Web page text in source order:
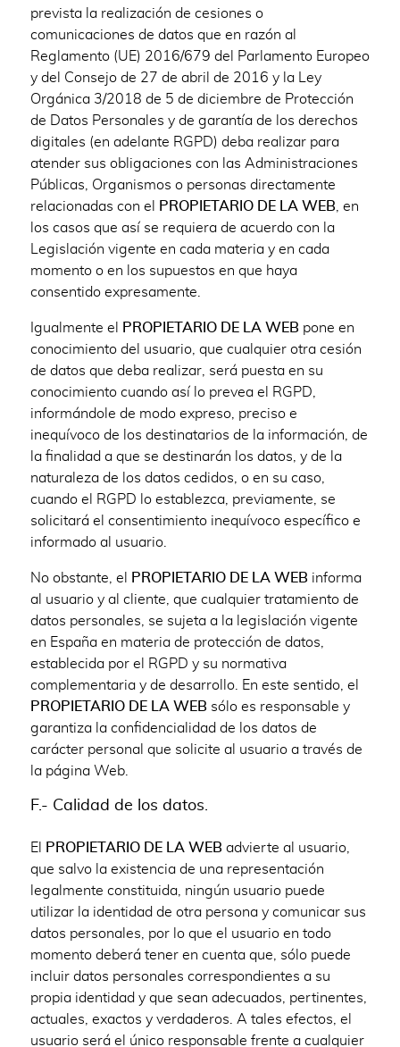
prevista la realización de cesiones o
comunicaciones de datos que en razón al
Reglamento (UE) 2016/679 del Parlamento Europeo
y del Consejo de 27 de abril de 2016 y la Ley
Orgánica 3/2018 de 5 de diciembre de Protección
de Datos Personales y de garantía de los derechos
digitales (en adelante RGPD) deba realizar para
atender sus obligaciones con las Administraciones
Públicas, Organismos o personas directamente
relacionadas con el
PROPIETARIO DE LA WEB , en
los casos que así se requiera de acuerdo con la
Legislación vigente en cada materia y en cada
momento o en los supuestos en que haya
consentido expresamente.
Igualmente el PROPIETARIO DE LA WEB pone en
conocimiento del usuario, que cualquier otra cesión
de datos que deba realizar, será puesta en su
conocimiento cuando así lo prevea el RGPD,
informándole de modo expreso, preciso e
inequívoco de los destinatarios de la información, de
la finalidad a que se destinarán los datos, y de la
naturaleza de los datos cedidos, o en su caso,
cuando el RGPD lo establezca, previamente, se
solicitará el consentimiento inequívoco específico e
informado al usuario.
No obstante, el PROPIETARIO DE LA WEB informa
al usuario y al cliente, que cualquier tratamiento de
datos personales, se sujeta a la legislación vigente
en España en materia de protección de datos,
establecida por el RGPD y su normativa
complementaria y de desarrollo. En este sentido, el
PROPIETARIO DE LA WEB sólo es responsable y
garantiza la confidencialidad de los datos de
carácter personal que solicite al usuario a través de
la página Web.
F.- Calidad de los datos.
El PROPIETARIO DE LA WEB advierte al usuario,
que salvo la existencia de una representación
legalmente constituida, ningún usuario puede
utilizar la identidad de otra persona y comunicar sus
datos personales, por lo que el usuario en todo
momento deberá tener en cuenta que, sólo puede
incluir datos personales correspondientes a su
propia identidad y que sean adecuados, pertinentes,
actuales, exactos y verdaderos. A tales efectos, el
usuario será el único responsable frente a cualquier